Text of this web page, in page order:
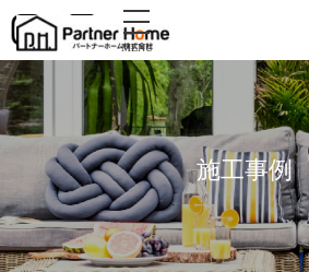
MENU
施工事例